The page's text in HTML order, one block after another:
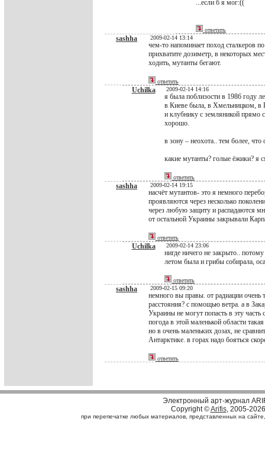
...если б я мог:((
ответить
sashha 2009-02-14 13:14
чем-то напоминает поход сталкеров
прихватите дозиметр, в некоторых
ходить, мутанты бегают.
ответить
Uchilka 2009-02-14 14:16
я была поблизости в 1986 году
в Киеве была, в Хмельницком, в
и клубнику с земляникой прямо
хорошо.
в зону – неохота.. тем более, что
какие мутанты? голые ёжики? я
ответить
sashha 2009-02-14 19:15
насчёт мутантов- это я немного
проявляются через несколько
через любую защиту и распадаются
от остальной Украины закрывали
ответить
Uchilka 2009-02-14 23:06
нигде ничего не закрыто..
летом была и грибы собирала,
ответить
sashha 2009-02-15 09:20
немного вы правы. от радиации очень
расстояния? с помощью ветра. а в
Украины не могут попасть в эту
погода в этой маленькой области
но в очень маленьких дозах, не
Антарктике. в горах надо бояться
ответить
Электронный арт-журнал
Copyright ©Arifis, 2005-2026
при перепечатке любых материалов, представленных на